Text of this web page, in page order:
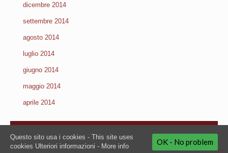
dicembre 2014
settembre 2014
agosto 2014
luglio 2014
giugno 2014
maggio 2014
aprile 2014
Sandrigo – VI Italy – t. +39 0444 659699 – f. +39 0444 659463 – m. +39
348 8550704 – p.iva: 02877900247
Questo sito usa i cookies - This site uses
cookies Ulteriori informazioni - More info OK - No problem